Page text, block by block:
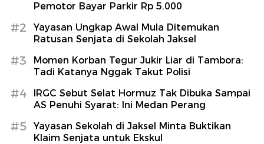
Pemotor Bayar Parkir Rp 5.000
#2
Yayasan Ungkap Awal Mula Ditemukan
Ratusan Senjata di Sekolah Jaksel
#3
Momen Korban Tegur Jukir Liar di Tambora:
Tadi Katanya Nggak Takut Polisi
#4
IRGC Sebut Selat Hormuz Tak Dibuka Sampai
AS Penuhi Syarat: Ini Medan Perang
#5
Yayasan Sekolah di Jaksel Minta Buktikan
Klaim Senjata untuk Ekskul